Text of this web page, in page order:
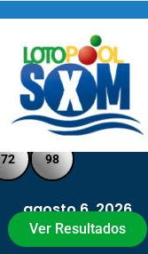
Loto Pool SXM Noche
72 98
agosto 6, 2026
Ver Resultados